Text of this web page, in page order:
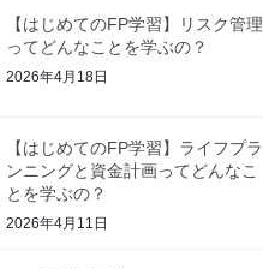
【はじめてのFP学習】リスク管理
ってどんなことを学ぶの？
2026年4月18日
【はじめてのFP学習】ライフプラ
ンニングと資金計画ってどんなこ
とを学ぶの？
2026年4月11日